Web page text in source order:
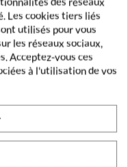
Et Tétine
Les cookies tiers liés
utilisés pour vous
les réseaux sociaux,
Acceptez-vous ces
à l'utilisation de vos